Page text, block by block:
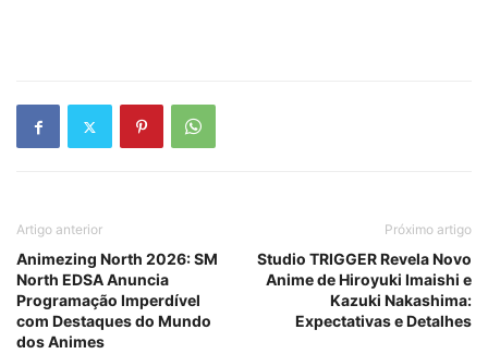
Artigo anterior
Animezing North 2026: SM
North EDSA Anuncia
Programação Imperdível
com Destaques do Mundo
dos Animes
Próximo artigo
Studio TRIGGER Revela Novo
Anime de Hiroyuki Imaishi e
Kazuki Nakashima:
Expectativas e Detalhes